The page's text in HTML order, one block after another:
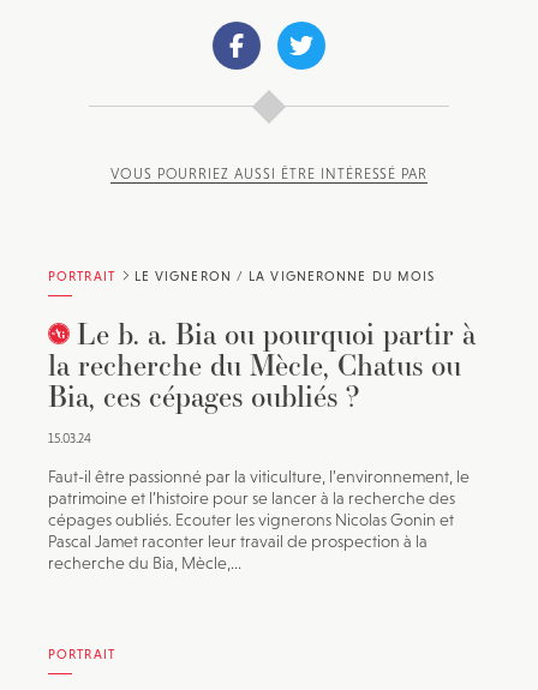
VOUS POURRIEZ AUSSI ÊTRE INTÉRESSÉ PAR
PORTRAIT LE VIGNERON / LA VIGNERONNE DU MOIS
Le b. a. Bia ou pourquoi partir à
la recherche du Mècle, Chatus ou
Bia, ces cépages oubliés ?
15.03.24
Faut-il être passionné par la viticulture, l’environnement, le
patrimoine et l’histoire pour se lancer à la recherche des
cépages oubliés. Ecouter les vignerons Nicolas Gonin et
Pascal Jamet raconter leur travail de prospection à la
recherche du Bia, Mècle,...
PORTRAIT